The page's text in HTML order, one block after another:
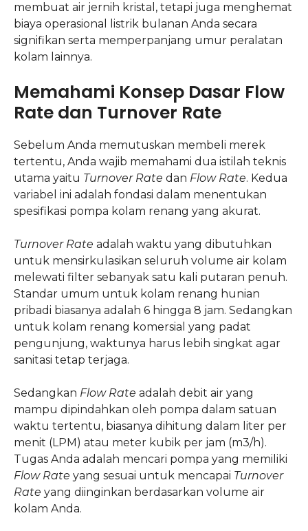
membuat air jernih kristal, tetapi juga menghemat
biaya operasional listrik bulanan Anda secara
signifikan serta memperpanjang umur peralatan
kolam lainnya.
Memahami Konsep Dasar Flow
Rate dan Turnover Rate
Sebelum Anda memutuskan membeli merek
tertentu, Anda wajib memahami dua istilah teknis
utama yaitu Turnover Rate dan Flow Rate. Kedua
variabel ini adalah fondasi dalam menentukan
spesifikasi pompa kolam renang yang akurat.
Turnover Rate adalah waktu yang dibutuhkan
untuk mensirkulasikan seluruh volume air kolam
melewati filter sebanyak satu kali putaran penuh.
Standar umum untuk kolam renang hunian
pribadi biasanya adalah 6 hingga 8 jam. Sedangkan
untuk kolam renang komersial yang padat
pengunjung, waktunya harus lebih singkat agar
sanitasi tetap terjaga.
Sedangkan Flow Rate adalah debit air yang
mampu dipindahkan oleh pompa dalam satuan
waktu tertentu, biasanya dihitung dalam liter per
menit (LPM) atau meter kubik per jam (m3/h).
Tugas Anda adalah mencari pompa yang memiliki
Flow Rate yang sesuai untuk mencapai Turnover
Rate yang diinginkan berdasarkan volume air
kolam Anda.